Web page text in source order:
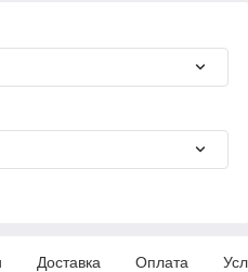
Доставка Оплата